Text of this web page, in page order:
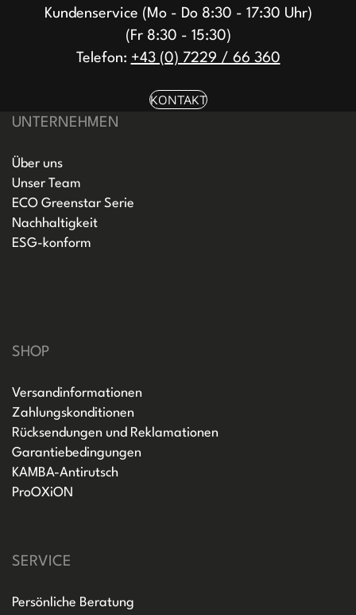
Kundenservice (Mo - Do 8:30 - 17:30 Uhr)
(Fr 8:30 - 15:30)
Telefon: +43 (0) 7229 / 66 360
KONTAKT
UNTERNEHMEN
Über uns
Unser Team
ECO Greenstar Serie
Nachhaltigkeit
ESG-konform
SHOP
Versandinformationen
Zahlungskonditionen
Rücksendungen und Reklamationen
Garantiebedingungen
KAMBA-Antirutsch
ProOXiON
SERVICE
Persönliche Beratung